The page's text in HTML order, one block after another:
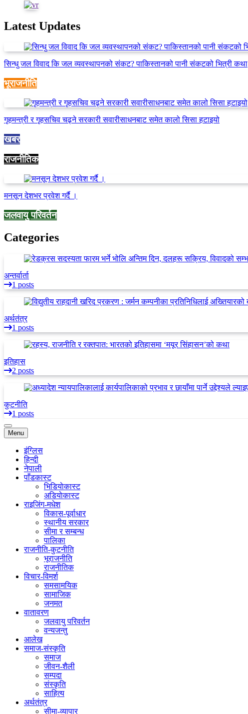
Latest Updates
सिन्धु जल विवाद कि जल व्यवस्थापनको संकट? पाकिस्तानको पानी संकटको भित्री कथा
भूराजनीति
गृहमन्त्री र गृहसचिव चढ्ने सरकारी सवारीसाधनबाट समेत कालो सिसा हटाइयो
खबर
राजनीतिक
मनसून देशभर प्रवेश गर्दै ।
जलवायु परिवर्तन
Categories
अन्तर्वार्ता
1 posts
अर्थतंत्र
1 posts
इतिहास
2 posts
कुटनीति
1 posts
Menu
इंग्लिस
हिन्दी
नेपाली
पाँडकास्ट
भिडियाेकास्ट
अडियाेकास्ट
राइजिंग-मधेश
विकास-पूर्वाधार
स्थानीय सरकार
सीमा र सम्बन्ध
पालिका
राजनीति-कुटनीति
भूराजनीति
राजनीतिक
विचार-विमर्श
समसामयिक
सामाजिक
जनमत
वातावरण
जलवायु परिवर्तन
वन्यजन्तु
आलेख
समाज-संस्कृति
समाज
जीवन-शैली
सम्पदा
संस्कृति
साहित्य
अर्थतंत्र
सीमा-व्यापार